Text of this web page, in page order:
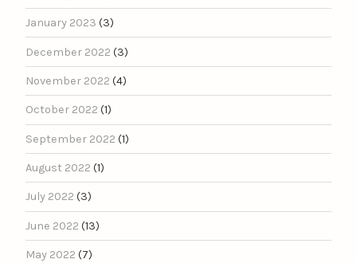
January 2023 (3)
December 2022 (3)
November 2022 (4)
October 2022 (1)
September 2022 (1)
August 2022 (1)
July 2022 (3)
June 2022 (13)
May 2022 (7)